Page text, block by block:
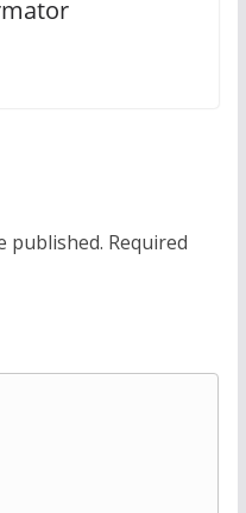
published. Required